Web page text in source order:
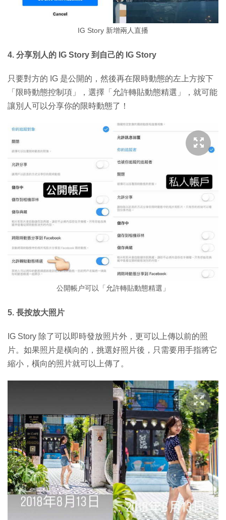
IG Story 新增兩人直播
4. 分享別人的 IG Story 到自己的 IG Story
只要對方的 IG 是公開的，然後再在限時動態的左上方按下
「限時動態控制項」，選擇「允許轉貼動態精選」，就可能
讓別人可以分享你的限時動態了！
公開帳户可以「允許轉貼動態精選」
5. 長按放大照片
IG Story 除了可以即時發放照片外，更可以上傳以前的照
片。如果照片是橫向的，挑選好照片後，只需要用手指將它
縮小，橫向的照片就可以上傳了。